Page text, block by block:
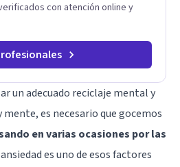
con atención online y
un adecuado reciclaje mental y
es necesario que gocemos
en varias ocasiones por las
es uno de esos factores